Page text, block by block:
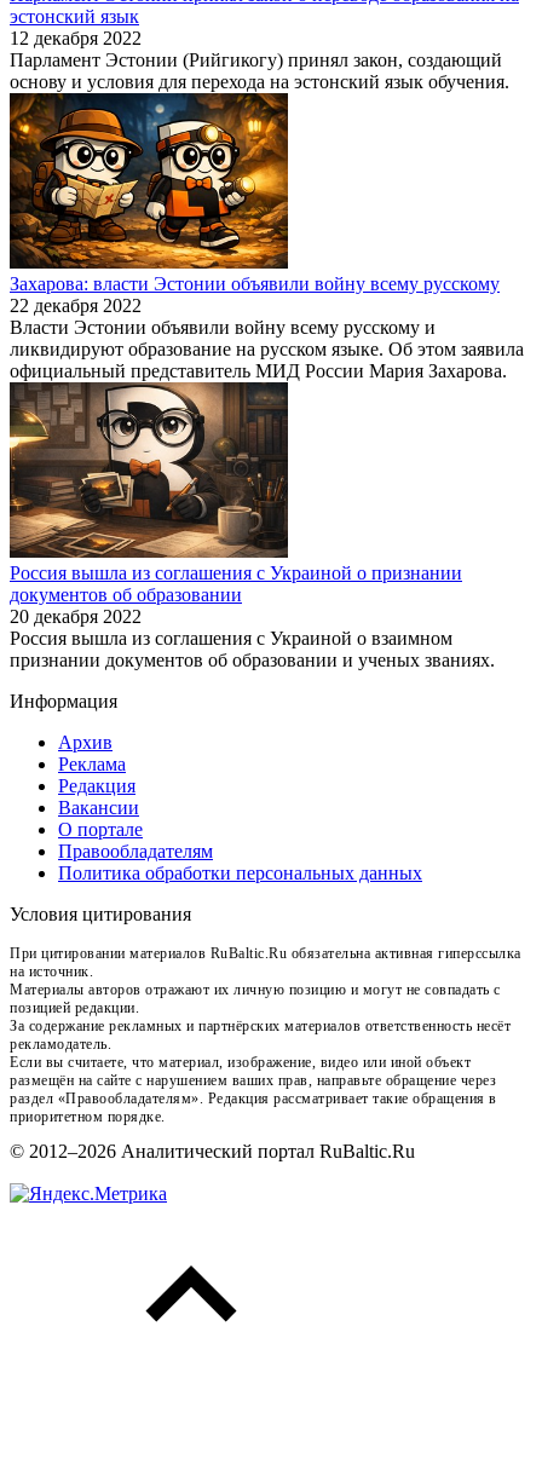
эстонский язык
12 декабря 2022
Парламент Эстонии (Рийгикогу) принял закон, создающий
основу и условия для перехода на эстонский язык обучения.
Захарова: власти Эстонии объявили войну всему русскому
22 декабря 2022
Власти Эстонии объявили войну всему русскому и
ликвидируют образование на русском языке. Об этом заявила
официальный представитель МИД России Мария Захарова.
Россия вышла из соглашения с Украиной о признании
документов об образовании
20 декабря 2022
Россия вышла из соглашения с Украиной о взаимном
признании документов об образовании и ученых званиях.
Информация
Архив
Реклама
Редакция
Вакансии
О портале
Правообладателям
Политика обработки персональных данных
Условия цитирования
При цитировании материалов RuBaltic.Ru обязательна активная гиперссылка
на источник.
Материалы авторов отражают их личную позицию и могут не совпадать с
позицией редакции.
За содержание рекламных и партнёрских материалов ответственность несёт
рекламодатель.
Если вы считаете, что материал, изображение, видео или иной объект
размещён на сайте с нарушением ваших прав, направьте обращение через
раздел «Правообладателям». Редакция рассматривает такие обращения в
приоритетном порядке.
© 2012–2026 Аналитический портал RuBaltic.Ru